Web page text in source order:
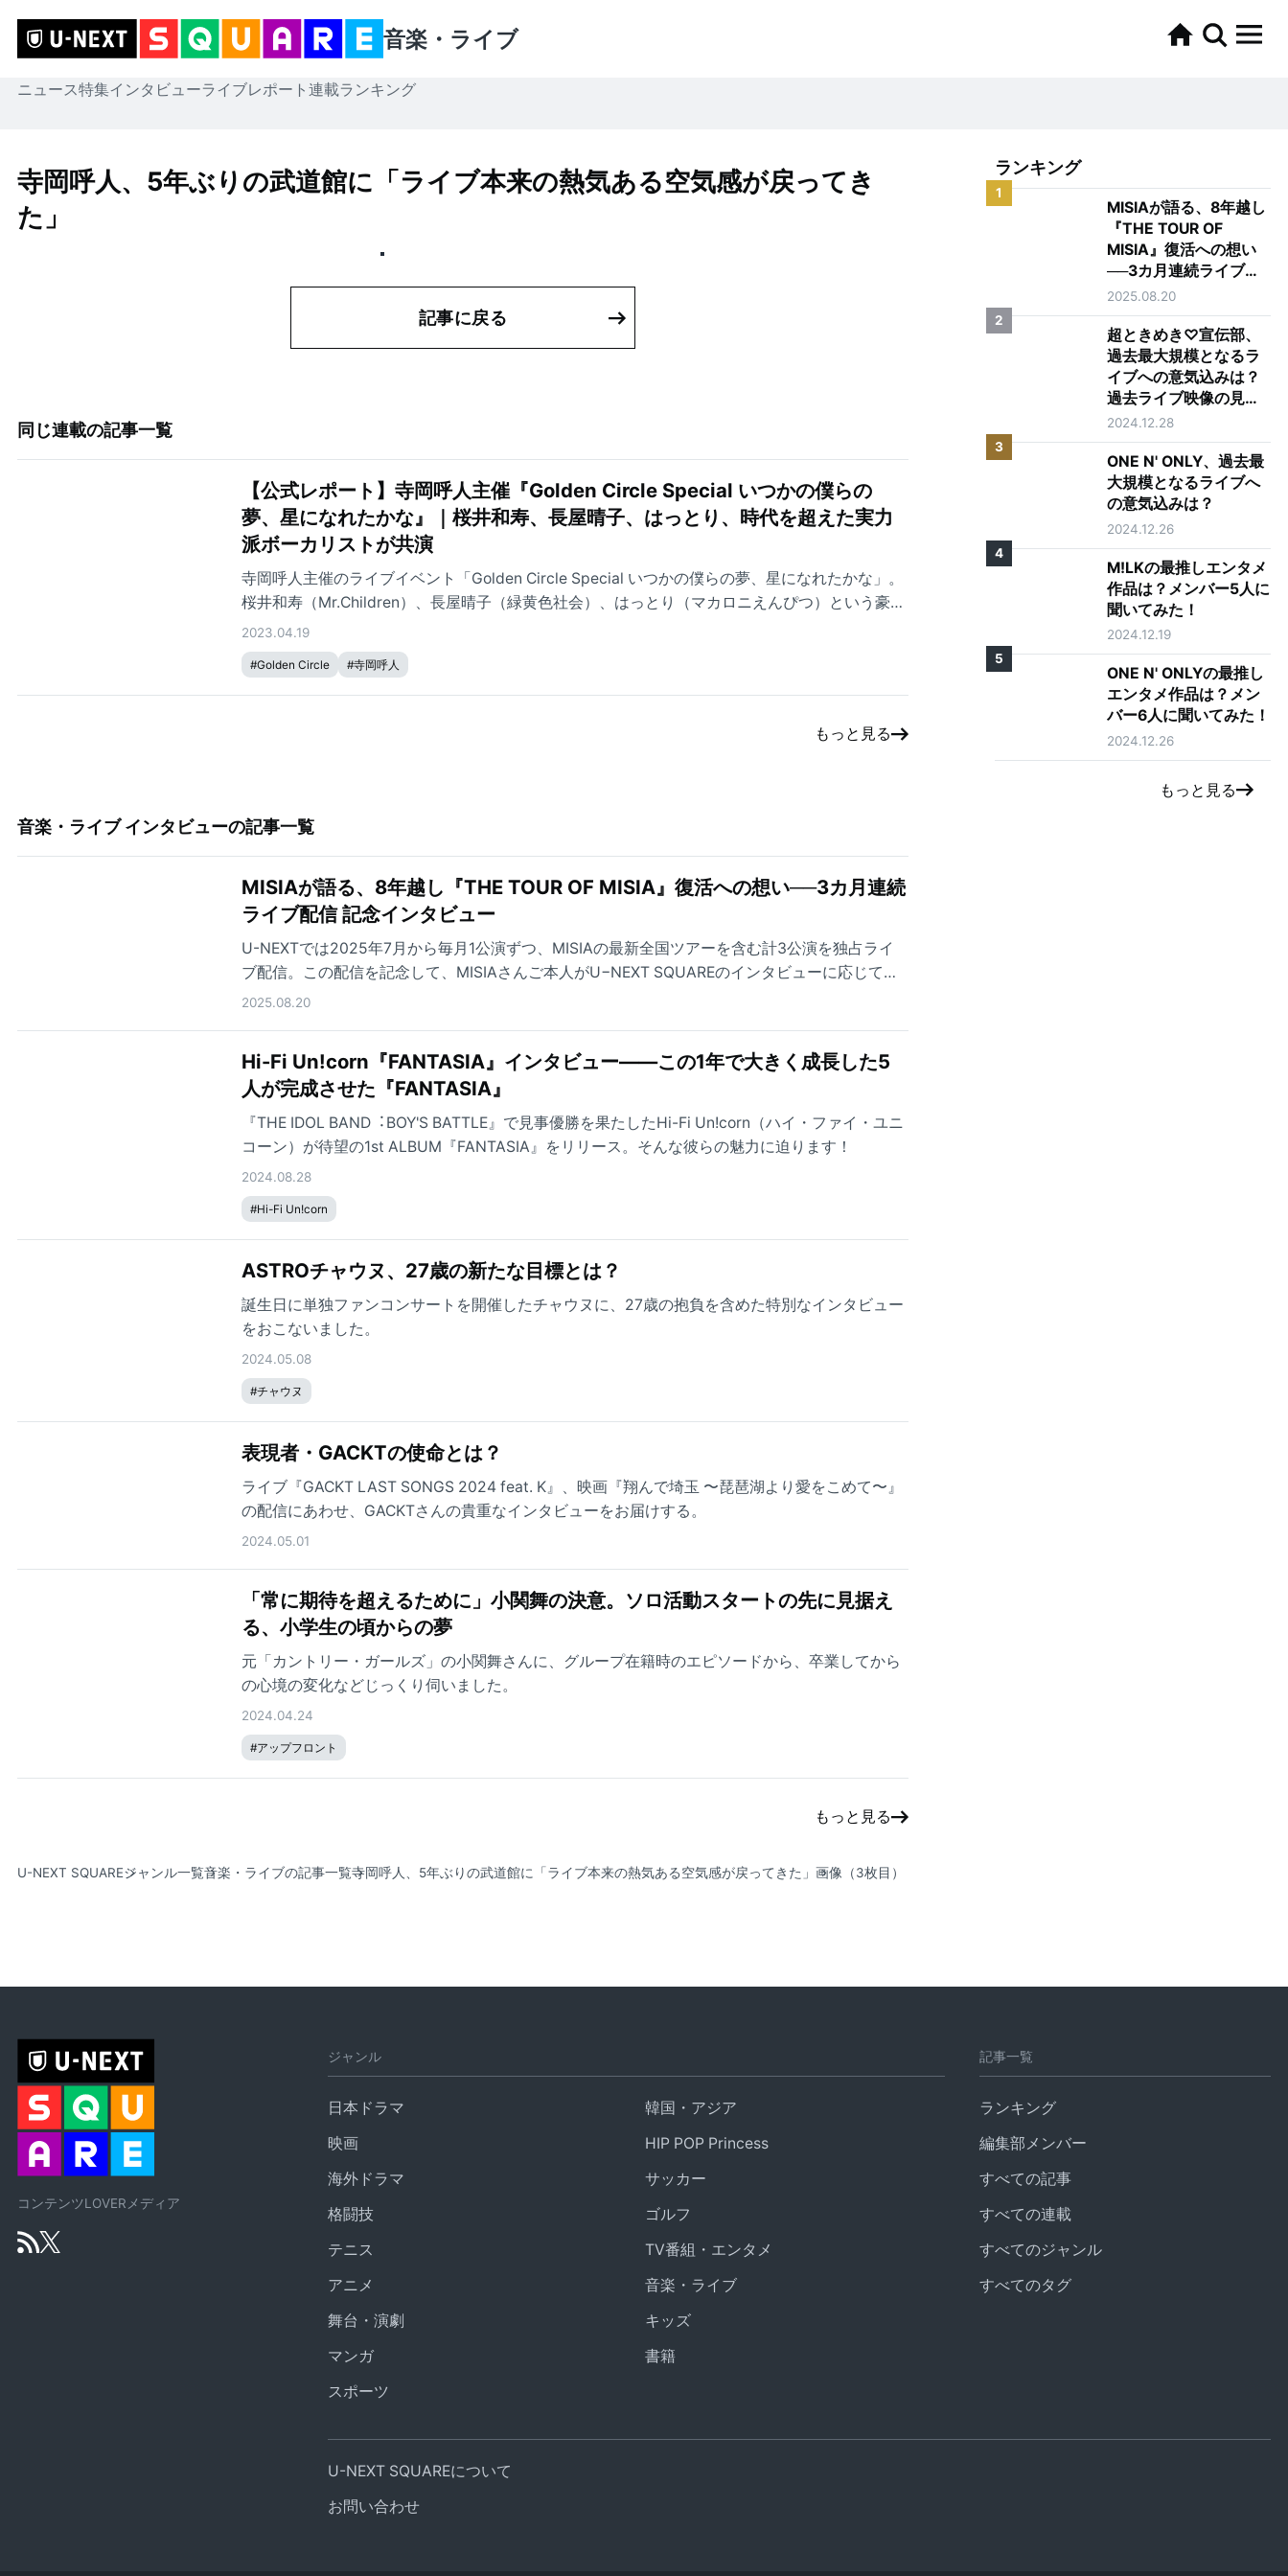
音楽・ライブ
ニュース特集インタビューライブレポート 連載ランキング
寺岡呼人、5年ぶりの武道館に「ライブ本来の熱気ある空気感が戻ってき
た」
記事に戻る
同じ連載の記事一覧
【公式レポート】寺岡呼人主催『Golden Circle Special いつかの僕らの
夢、星になれたかな』｜桜井和寿、長屋晴子、はっとり、時代を超えた実力
派ボーカリストが共演
寺岡呼人主催のライブイベント「Golden Circle Special いつかの僕らの夢、星になれたかな」。
桜井和寿（Mr.Children）、長屋晴子（緑黄色社会）、はっとり（マカロニえんぴつ）という豪華
ゲストが集結したスペシャルなパフォーマンスの様子をレポート。
2023.04.19
#Golden Circle #寺岡呼人
もっと見る
音楽・ライブ インタビューの記事一覧
MISIAが語る、8年越し『THE TOUR OF MISIA』復活への想い──3カ月連続
ライブ配信 記念インタビュー
U-NEXTでは2025年7月から毎月1公演ずつ、MISIAの最新全国ツアーを含む計3公演を独占ライ
ブ配信。この配信を記念して、MISIAさんご本人がU−NEXT SQUAREのインタビューに応じてく
れました。人気ライブシリーズ復活の背景にある想いやツアータイトル『LOVE NEVER DIES』に
2025.08.20
Hi-Fi Un!corn『FANTASIA』インタビュー――この1年で大きく成長した5
人が完成させた『FANTASIA』
『THE IDOL BAND︓BOY'S BATTLE』で⾒事優勝を果たしたHi-Fi Un!corn（ハイ・ファイ・ユニ
コーン）が待望の1st ALBUM『FANTASIA』をリリース。そんな彼らの魅力に迫ります！
2024.08.28
#Hi-Fi Un!corn
ASTROチャウヌ、27歳の新たな目標とは？
誕生日に単独ファンコンサートを開催したチャウヌに、27歳の抱負を含めた特別なインタビュー
をおこないました。
2024.05.08
#チャウヌ
表現者・GACKTの使命とは？
ライブ『GACKT LAST SONGS 2024 feat. K』、映画『翔んで埼玉 〜琵琶湖より愛をこめて〜』
の配信にあわせ、GACKTさんの貴重なインタビューをお届けする。
2024.05.01
「常に期待を超えるために」小関舞の決意。ソロ活動スタートの先に見据え
る、小学生の頃からの夢
元「カントリー・ガールズ」の小関舞さんに、グループ在籍時のエピソードから、卒業してから
の心境の変化などじっくり伺いました。
2024.04.24
#アップフロント
もっと見る
U-NEXT SQUAREジャンル一覧音楽・ライブの記事一覧寺岡呼人、5年ぶりの武道館に「ライブ本来の熱気ある空気感が戻ってきた」 画像（3枚目）
ランキング
1
MISIAが語る、8年越し
『THE TOUR OF
MISIA』復活への想い
──3カ月連続ライブ配
信 記念インタビュー
2025.08.20
2
超ときめき♡宣伝部、
過去最大規模となるラ
イブへの意気込みは？
過去ライブ映像の見ど
ころも聞いてみた！
2024.12.28
3
ONE N' ONLY、過去最
大規模となるライブへ
の意気込みは？
2024.12.26
4
M!LKの最推しエンタメ
作品は？メンバー5人に
聞いてみた！
2024.12.19
5
ONE N' ONLYの最推し
エンタメ作品は？メン
バー6人に聞いてみた！
2024.12.26
もっと見る
コンテンツLOVERメディア
ジャンル
日本ドラマ
韓国・アジア
映画
HIP POP Princess
海外ドラマ
サッカー
格闘技
ゴルフ
テニス
TV番組・エンタメ
アニメ
音楽・ライブ
舞台・演劇
キッズ
マンガ
書籍
スポーツ
記事一覧
ランキング
編集部メンバー
すべての記事
すべての連載
すべてのジャンル
すべてのタグ
U-NEXT SQUAREについて
お問い合わせ